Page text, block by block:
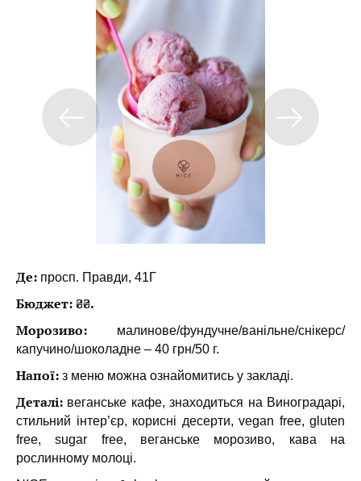
Де: просп. Правди, 41Г
Бюджет: ₴₴.
Морозиво: малинове/фундучне/ванільне/снікерс/
капучино/шоколадне – 40 грн/50 г.
Напої: з меню можна ознайомитись у закладі.
Деталі: веганське кафе, знаходиться на Виноградарі,
стильний інтер’єр, корисні десерти, vegan free, gluten
free, sugar free, веганське морозиво, кава на
рослинному молоці.